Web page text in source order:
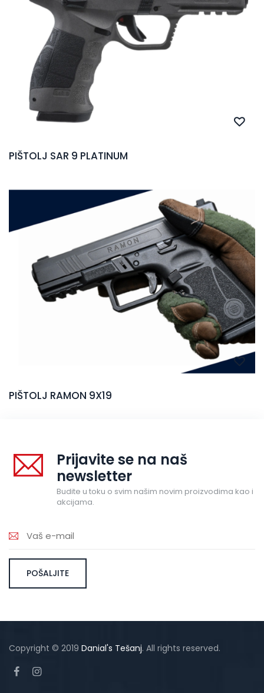
PIŠTOLJ SAR 9 PLATINUM
PIŠTOLJ RAMON 9X19
Prijavite se na naš
newsletter
Budite u toku o svim našim novim proizvodima kao i
akcijama.
Copyright © 2019 Danial's Tešanj. All rights reserved.